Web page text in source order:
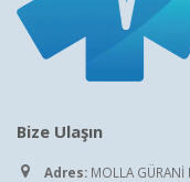
Bize Ulaşın
Adres: MOLLA GÜRANİ